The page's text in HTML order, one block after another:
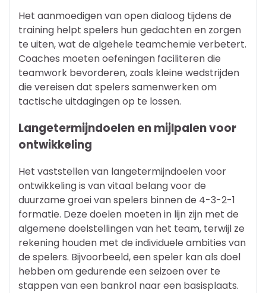
Het aanmoedigen van open dialoog tijdens de
training helpt spelers hun gedachten en zorgen
te uiten, wat de algehele teamchemie verbetert.
Coaches moeten oefeningen faciliteren die
teamwork bevorderen, zoals kleine wedstrijden
die vereisen dat spelers samenwerken om
tactische uitdagingen op te lossen.
Langetermijndoelen en mijlpalen voor
ontwikkeling
Het vaststellen van langetermijndoelen voor
ontwikkeling is van vitaal belang voor de
duurzame groei van spelers binnen de 4-3-2-1
formatie. Deze doelen moeten in lijn zijn met de
algemene doelstellingen van het team, terwijl ze
rekening houden met de individuele ambities van
de spelers. Bijvoorbeeld, een speler kan als doel
hebben om gedurende een seizoen over te
stappen van een bankrol naar een basisplaats.